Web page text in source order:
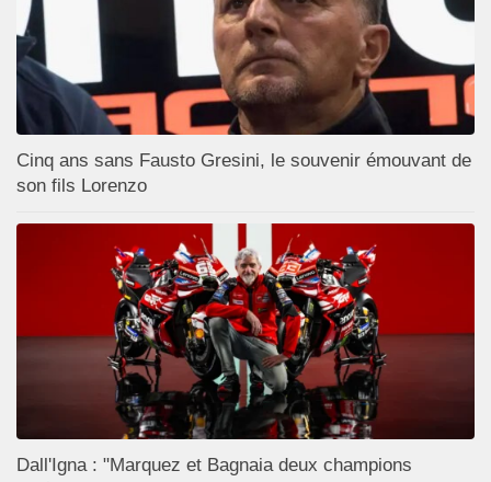
Cinq ans sans Fausto Gresini, le souvenir émouvant de
son fils Lorenzo
Dall'Igna : "Marquez et Bagnaia deux champions